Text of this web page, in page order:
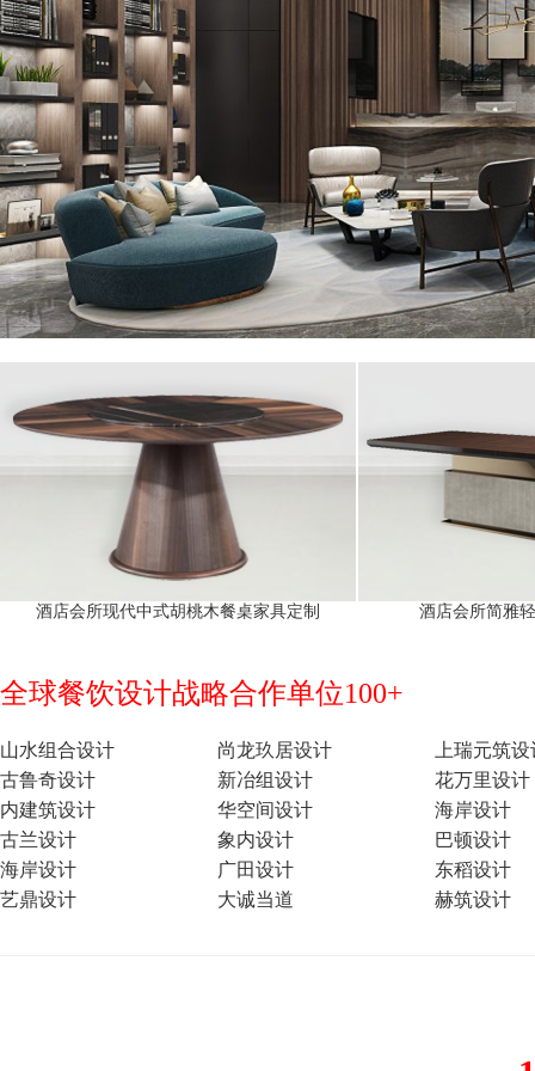
酒店会所现代中式胡桃木餐桌家具定制 酒店会所简雅
全球餐饮设计战略合作单位100+
山水组合设计 尚龙玖居设计
上瑞元筑
古鲁奇设计
新冶组设计
花万里设计
内建筑设计
华空间设计
海岸设计
古兰设计
象内设计
巴顿设计
海岸设计
广田设计
东稻设计
艺鼎设计
大诚当道 赫筑设计